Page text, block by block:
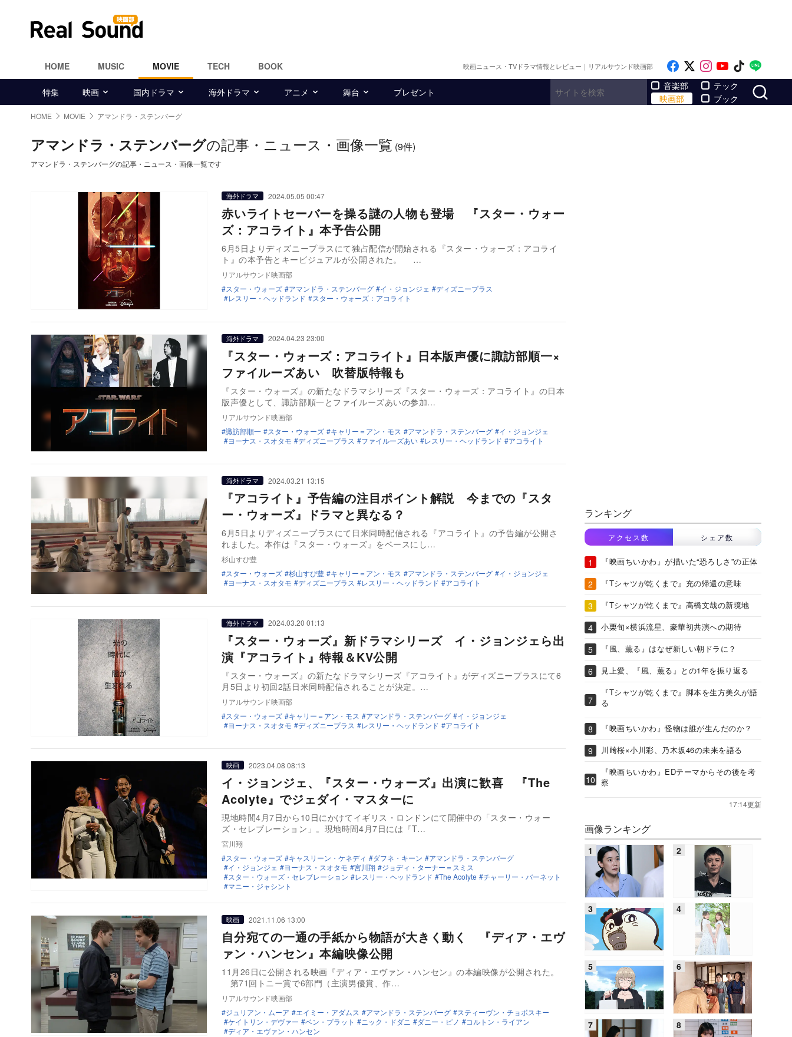
HOME MUSIC MOVIE TECH BOOK 映画ニュース・TVドラマ情報とレビュー｜リアルサウンド映画部 Like on Facebook
Follow on x
Follow on
Follow on
Follow
特集 映画 国内ドラマ 海外ドラマ アニメ 舞台 プレゼント
音楽部
映画部
テック
ブック
HOME MOVIE アマンドラ・ステンバーグ
アマンドラ・ステンバーグの記事・ニュース・画像一覧 (9件)
アマンドラ・ステンバーグの記事・ニュース・画像一覧です
海外ドラマ 2024.05.05 00:47
赤いライトセーバーを操る謎の人物も登場 『スター・ウォー
ズ：アコライト』本予告公開
6月5日よりディズニープラスにて独占配信が開始される『スター・ウォーズ：アコライ
ト』の本予告とキービジュアルが公開された。 …
リアルサウンド映画部
スター・ウォーズ
アマンドラ・ステンバーグ イ・ジョンジェ
ディズニープラス
レスリー・ヘッドランド
スター・ウォーズ：アコライト
海外ドラマ 2024.04.23 23:00
『スター・ウォーズ：アコライト』日本版声優に諏訪部順一×
ファイルーズあい 吹替版特報も
『スター・ウォーズ』の新たなドラマシリーズ『スター・ウォーズ：アコライト』の日本
版声優として、諏訪部順一とファイルーズあいの参加…
リアルサウンド映画部
諏訪部順一
スター・ウォーズ キャリー＝アン・モス アマンドラ・ステンバーグ
イ・ジョンジェ
ヨーナス・スオタモ
ディズニープラス ファイルーズあい レスリー・ヘッドランド アコライト
海外ドラマ 2024.03.21 13:15
『アコライト』予告編の注目ポイント解説 今までの『スタ
ー・ウォーズ』ドラマと異なる？
6月5日よりディズニープラスにて日米同時配信される『アコライト』の予告編が公開さ
れました。本作は『スター・ウォーズ』をベースにし…
杉山すぴ豊
スター・ウォーズ
杉山すぴ豊 キャリー＝アン・モス アマンドラ・ステンバーグ
イ・ジョンジェ
ヨーナス・スオタモ
ディズニープラス レスリー・ヘッドランド アコライト
海外ドラマ 2024.03.20 01:13
『スター・ウォーズ』新ドラマシリーズ イ・ジョンジェら出
演『アコライト』特報＆KV公開
『スター・ウォーズ』の新たなドラマシリーズ『アコライト』がディズニープラスにて6
月5日より初回2話日米同時配信されることが決定。…
リアルサウンド映画部
スター・ウォーズ
キャリー＝アン・モス アマンドラ・ステンバーグ
イ・ジョンジェ
ヨーナス・スオタモ
ディズニープラス レスリー・ヘッドランド アコライト
映画 2023.04.08 08:13
イ・ジョンジェ、『スター・ウォーズ』出演に歓喜 『The
Acolyte』でジェダイ・マスターに
現地時間4月7日から10日にかけてイギリス・ロンドンにて開催中の「スター・ウォー
ズ・セレブレーション」。現地時間4月7日には『T…
宮川翔
スター・ウォーズ
キャスリーン・ケネディ ダフネ・キーン
アマンドラ・ステンバーグ
イ・ジョンジェ
ヨーナス・スオタモ 宮川翔
ジョディ・ターナー＝スミス
スター・ウォーズ・セレブレーション
レスリー・ヘッドランド The Acolyte
チャーリー・バーネット
マニー・ジャシント
映画 2021.11.06 13:00
自分宛ての一通の手紙から物語が大きく動く 『ディア・エヴ
ァン・ハンセン』本編映像公開
11月26日に公開される映画『ディア・エヴァン・ハンセン』の本編映像が公開された。
第71回トニー賞で6部門（主演男優賞、作…
リアルサウンド映画部
ジュリアン・ムーア
エイミー・アダムス アマンドラ・ステンバーグ
スティーヴン・チョボスキー
ケイトリン・デヴァー
ベン・プラット ニック・ドダニ ダニー・ピノ
コルトン・ライアン
ディア・エヴァン・ハンセン
ランキング
アクセス数 シェア数
『映画ちいかわ』が描いた“恐ろしさ”の正体
『Tシャツが乾くまで』充の帰還の意味
『Tシャツが乾くまで』高橋文哉の新境地
小栗旬×横浜流星、豪華初共演への期待
『風、薫る』はなぜ新しい朝ドラに？
見上愛、『風、薫る』との1年を振り返る
『Tシャツが乾くまで』脚本を生方美久が語
る
『映画ちいかわ』怪物は誰が生んだのか？
川﨑桜×小川彩、乃木坂46の未来を語る
『映画ちいかわ』EDテーマからその後を考
察
17:14更新
画像ランキング